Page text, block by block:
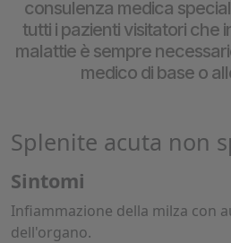
consulenza medica
tutti i pazienti visitatori che
malattie è sempre
medico di base o
Splenite acuta non
Sintomi
Infiammazione della milza con
dell'organo.